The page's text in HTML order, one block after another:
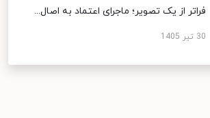
فراتر از یک تصویر؛ ماجرای اعتماد به اصال...
30 تیر 1405